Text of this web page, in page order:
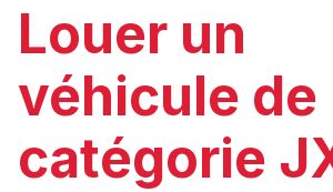
Louer un
véhicule de
catégorie